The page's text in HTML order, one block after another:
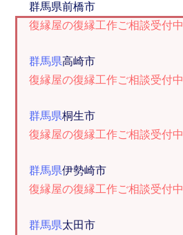
群馬県前橋市
復縁屋の復縁工作ご相談受付中
群馬県高崎市
復縁屋の復縁工作ご相談受付中
群馬県桐生市
復縁屋の復縁工作ご相談受付中
群馬県伊勢崎市
復縁屋の復縁工作ご相談受付中
群馬県太田市